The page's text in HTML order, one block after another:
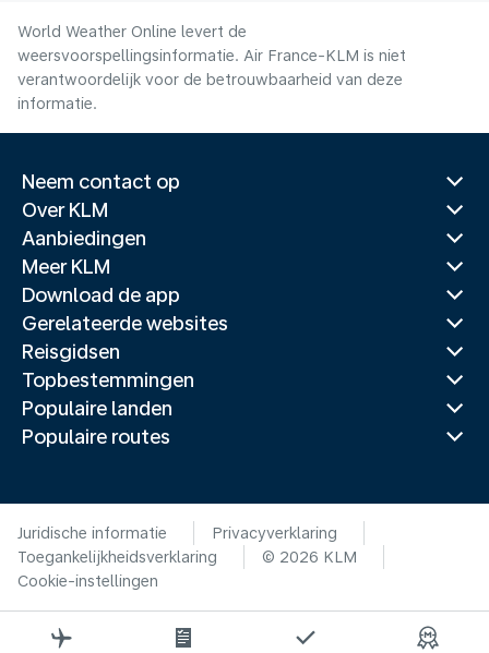
World Weather Online levert de
weersvoorspellingsinformatie. Air France-KLM is niet
verantwoordelijk voor de betrouwbaarheid van deze
informatie.
Neem contact op
Over KLM
Aanbiedingen
Meer KLM
Download de app
Gerelateerde websites
Reisgidsen
Topbestemmingen
Populaire landen
Populaire routes
Juridische informatie
Privacyverklaring
Toegankelijkheidsverklaring
© 2026 KLM
Cookie-instellingen